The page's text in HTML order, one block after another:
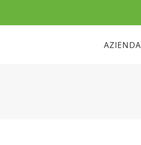
AZIENDA